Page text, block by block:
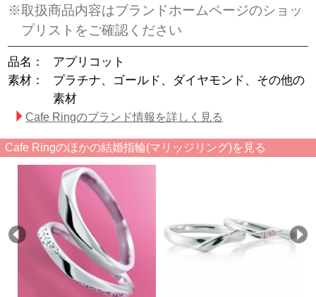
※取扱商品内容はブランドホームページのショッ
プリストをご確認ください
品名：
アプリコット
素材：
プラチナ、ゴールド、ダイヤモンド、その他の
素材
Cafe Ringのブランド情報を詳しく見る
Cafe Ringのほかの結婚指輪(マリッジリング)を見る